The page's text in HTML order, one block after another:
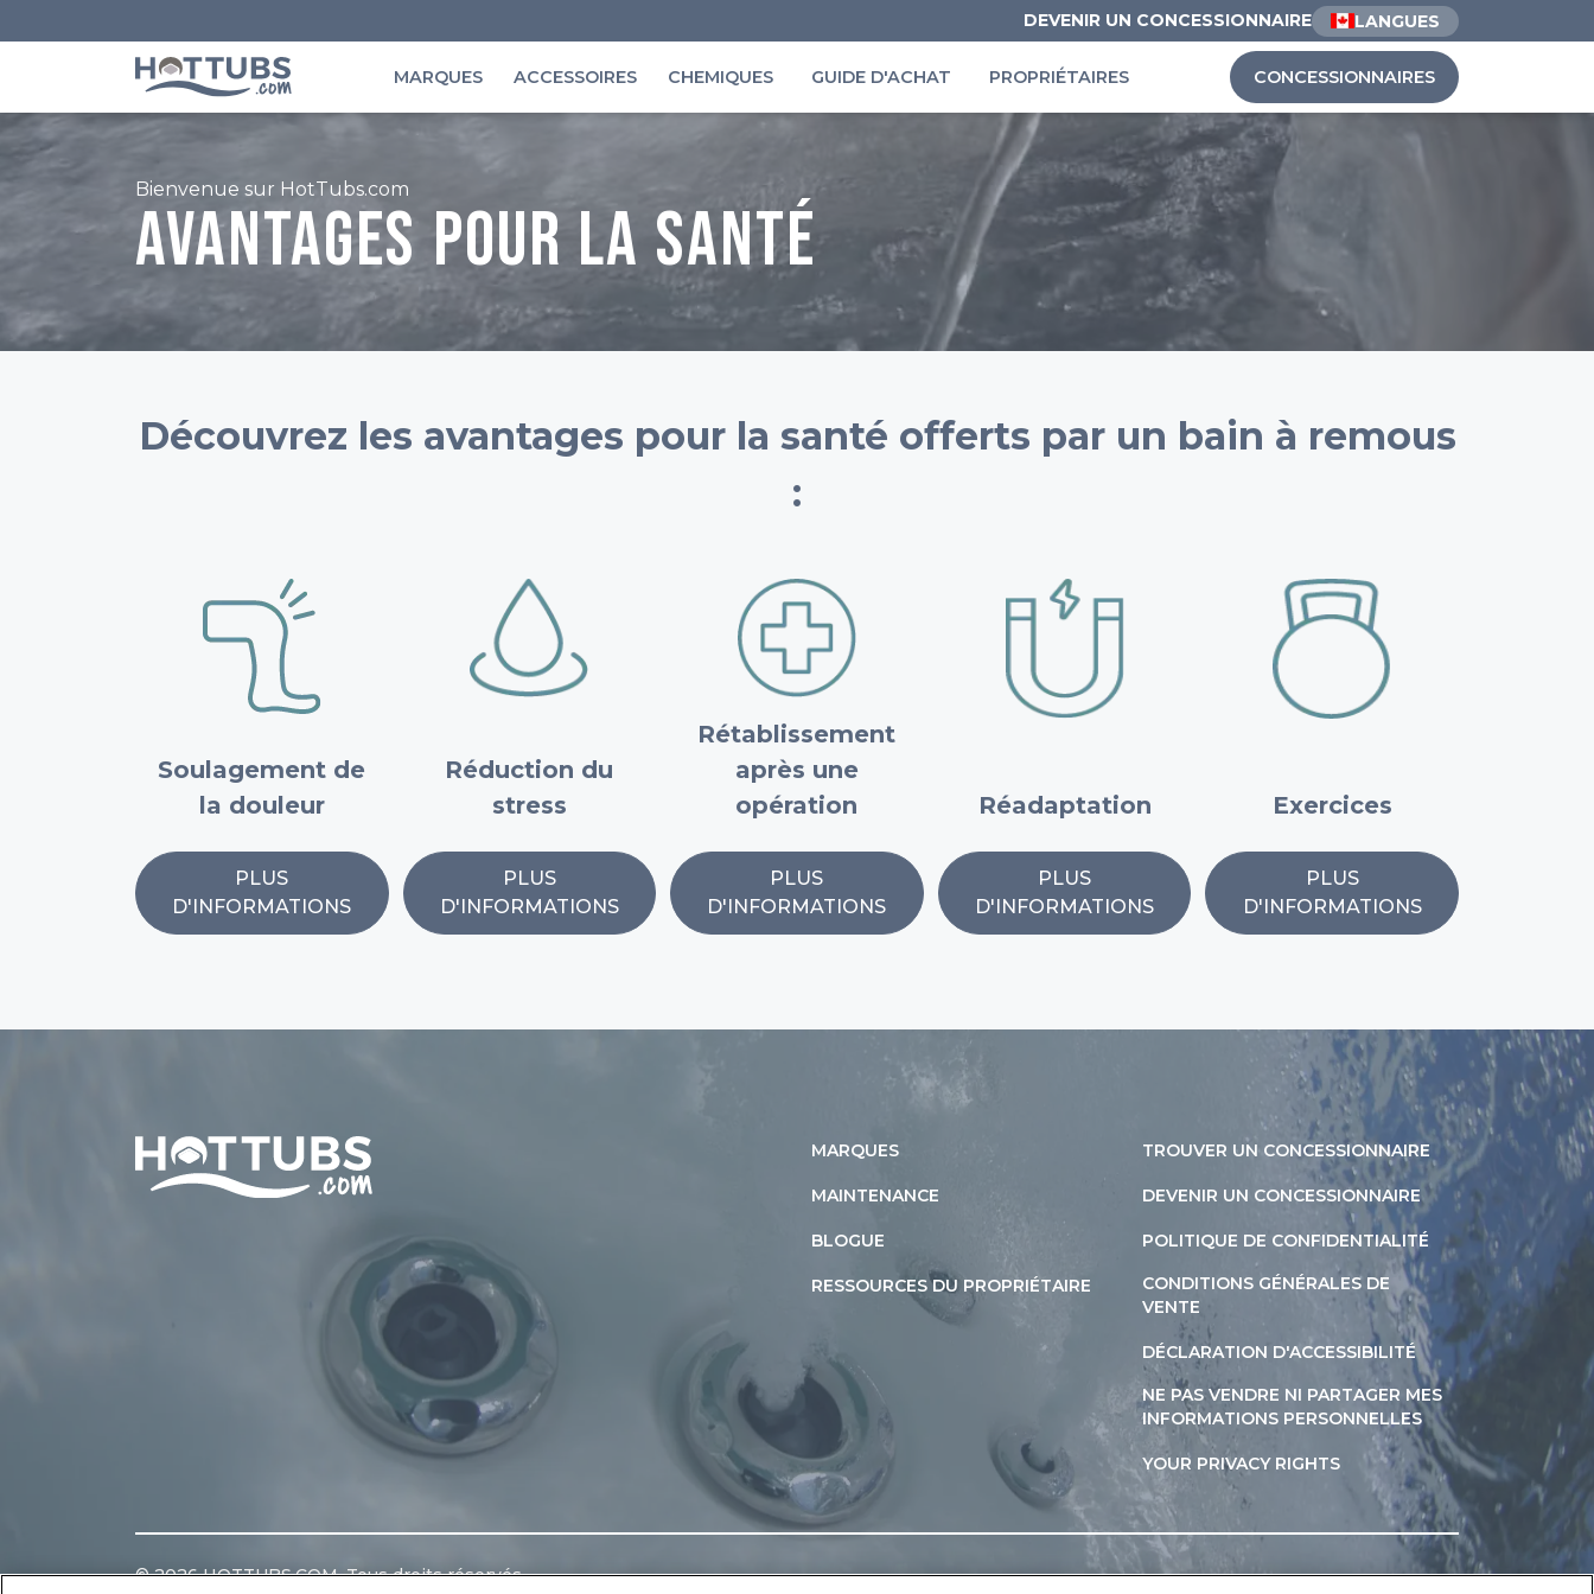
DEVENIR UN CONCESSIONNAIRE LANGUES
MARQUES ACCESSOIRES CHEMIQUES GUIDE D'ACHAT PROPRIÉTAIRES CONCESSIONNAIRES
Bienvenue sur HotTubs.com
Avantages pour la santé
Découvrez les avantages pour la santé offerts par un bain à remous
:
Soulagement de
la douleur
PLUS
D'INFORMATIONS
Réduction du
stress
PLUS
D'INFORMATIONS
Rétablissement
après une
opération
PLUS
D'INFORMATIONS
Réadaptation
PLUS
D'INFORMATIONS
Exercices
PLUS
D'INFORMATIONS
MARQUES
MAINTENANCE
BLOGUE
RESSOURCES DU PROPRIÉTAIRE
TROUVER UN CONCESSIONNAIRE
DEVENIR UN CONCESSIONNAIRE
POLITIQUE DE CONFIDENTIALITÉ
CONDITIONS GÉNÉRALES DE
VENTE
DÉCLARATION D'ACCESSIBILITÉ
NE PAS VENDRE NI PARTAGER MES
INFORMATIONS PERSONNELLES
YOUR PRIVACY RIGHTS
©2026 HOTTUBS.COM. Tous droits réservés.